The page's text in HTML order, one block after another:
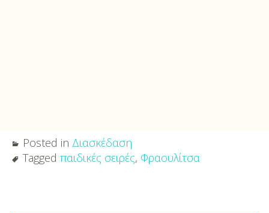
Posted in Διασκέδαση
Tagged παιδικές σειρές, Φραουλίτσα